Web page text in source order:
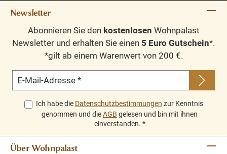
Newsletter
Abonnieren Sie den kostenlosen Wohnpalast
Newsletter und erhalten Sie einen 5 Euro Gutschein*.
*gilt ab einem Warenwert von 200 €.
E-Mail-Adresse *
Ich habe die Datenschutzbestimmungen zur Kenntnis
genommen und dieAGB gelesen und bin mit ihnen
einverstanden. *
Über Wohnpalast